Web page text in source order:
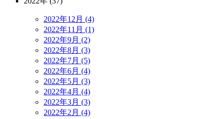
2022年12月 (4)
2022年11月 (1)
2022年9月 (2)
2022年8月 (3)
2022年7月 (5)
2022年6月 (4)
2022年5月 (3)
2022年4月 (4)
2022年3月 (3)
2022年2月 (4)